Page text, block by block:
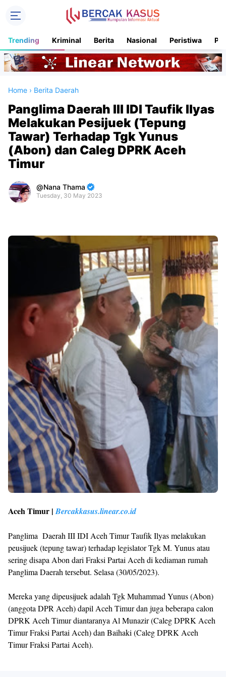
Trending Kriminal Berita Nasional Peristiwa
Home › Berita Daerah
Panglima Daerah III IDI Taufik Ilyas
Melakukan Pesijuek (Tepung
Tawar) Terhadap Tgk Yunus
(Abon) dan Caleg DPRK Aceh
Timur
Nana Thama
Tuesday, 30 May 2023
Aceh Timur |Bercakkasus.linear.co.id
Panglima Daerah III IDI Aceh Timur Taufik Ilyas melakukan
peusijuek (tepung tawar) terhadap legislator Tgk M. Yunus atau
sering disapa Abon dari Fraksi Partai Aceh di kediaman rumah
Panglima Daerah tersebut. Selasa (30/05/2023).
Mereka yang dipeusijuek adalah Tgk Muhammad Yunus (Abon)
(anggota DPR Aceh) dapil Aceh Timur dan juga beberapa calon
DPRK Aceh Timur diantaranya Al Munazir (Caleg DPRK Aceh
Timur Fraksi Partai Aceh) dan Baihaki (Caleg DPRK Aceh
Timur Fraksi Partai Aceh).